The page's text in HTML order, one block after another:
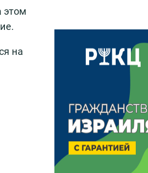
этом
на